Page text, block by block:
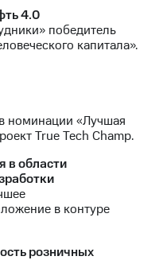
4.0
победитель
капитала».
номинации «Лучшая
True Tech Champ.
в области
в контуре
розничных